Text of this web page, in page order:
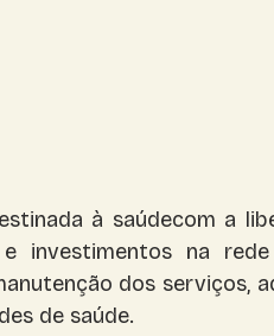
à saúdecom a
investimentos na
dos serviços,
de saúde.